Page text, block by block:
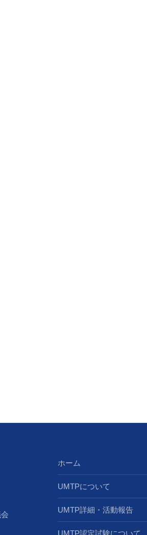
ホーム
UMTPについて
UMTP詳細・活動報告
UMTP認定試験について